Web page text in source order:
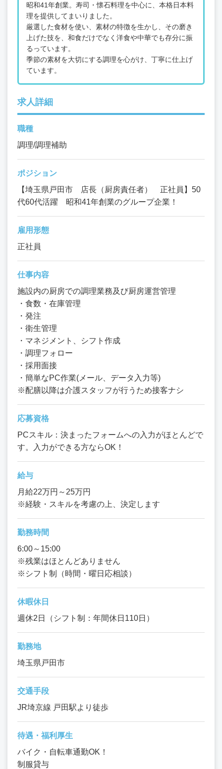
昭和41年創業。寿司・懐石料理を中心に、本格日本料
理を提供してまいりました。
厳選した食材を使い、素材の特徴を生かし、その磨き
上げた技を、和食だけでなく洋食や中華でも存分に振
るっています。
季節の素材を大切にする調理を心がけ、丁寧に仕上げ
ています。
求人詳細
職種
調理/調理補助
ポジション
【埼玉県戸田市 店長（厨房責任者） 正社員】50
代60代活躍 昭和41年創業のグループ企業！
雇用形態
正社員
仕事内容
施設内の厨房での調理業務及び厨房運営管理
・食数・在庫管理
・発注
・衛生管理
・マネジメント、シフト作成
・調理フォロー
・採用面接
・簡単なPC作業(メール、データ入力等)
※配膳以降は介護スタッフが行うため接客ナシ
応募資格
PCスキル：決まったフォームへの入力がほとんどで
す。入力ができる方ならOK！
給与
月給22万円～25万円
※経験・スキルを考慮の上、決定します
勤務時間
6:00～15:00
※残業はほとんどありません
※シフト制（時間・曜日応相談）
休暇休日
週休2日（シフト制：年間休日110日）
勤務地
埼玉県戸田市
交通手段
JR埼京線 戸田駅より徒歩
待遇・福利厚生
バイク・自転車通勤OK！
制服貸与